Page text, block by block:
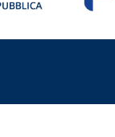
stessa finestra